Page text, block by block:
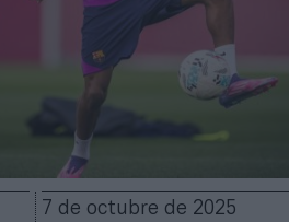
7 de octubre de 2025